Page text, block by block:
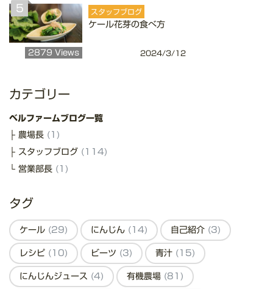
5 スタッフブログ
ケール花芽の食べ方
2879 Views 2024/3/12
カテゴリー
ベルファームブログ一覧
農場長 (1)
スタッフブログ (114)
営業部長 (1)
タグ
ケール (29) にんじん (14) 自己紹介 (3)
レシピ (10) ビーツ (3) 青汁 (15)
にんじんジュース (4) 有機農場 (81)